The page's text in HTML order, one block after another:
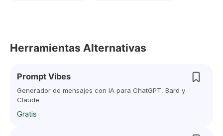
Herramientas Alternativas
Prompt Vibes
Generador de mensajes con IA para ChatGPT, Bard y
Claude
Gratis